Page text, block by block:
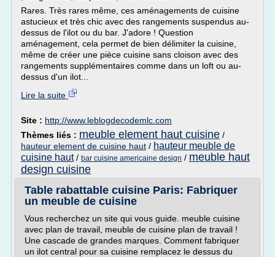
Rares. Très rares même, ces aménagements de cuisine
astucieux et très chic avec des rangements suspendus au-
dessus de l'ilot ou du bar. J'adore ! Question
aménagement, cela permet de bien délimiter la cuisine,
même de créer une pièce cuisine sans cloison avec des
rangements supplémentaires comme dans un loft ou au-
dessus d'un ilot...
Lire la suite
Site : http://www.leblogdecodemlc.com
Thèmes liés : meuble element haut cuisine /
hauteur element de cuisine haut / hauteur meuble de
cuisine haut/ bar cuisine americaine design / meuble haut
design cuisine
Table rabattable cuisine Paris: Fabriquer
un meuble de cuisine
Vous recherchez un site qui vous guide. meuble cuisine
avec plan de travail, meuble de cuisine plan de travail !
Une cascade de grandes marques. Comment fabriquer
un ilot central pour sa cuisine remplacez le dessus du